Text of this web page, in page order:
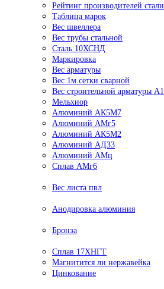
Рейтинг производителей стали
Таблица марок
Вес швеллера
Вес трубы стальной
Сталь 10ХСНД
Маркировка
Вес арматуры
Вес 1м сетки сварной
Вес строительной арматуры А1
Мельхиор
Алюминий АК5М7
Алюминий АМг5
Алюминий АК5М2
Алюминий АД33
Алюминий АМц
Сплав АМг6
Вес листа пвл
Анодировка алюминия
Бронза
Сплав 17ХНГТ
Магнитится ли нержавейка
Цинкование